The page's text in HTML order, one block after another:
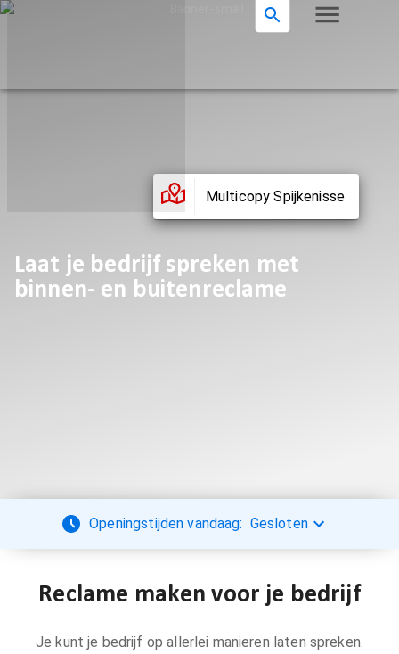
Multicopy Spijkenisse
Laat je bedrijf spreken met
binnen- en buitenreclame
Openingstijden vandaag: Gesloten
Reclame maken voor je bedrijf
Je kunt je bedrijf op allerlei manieren laten spreken.